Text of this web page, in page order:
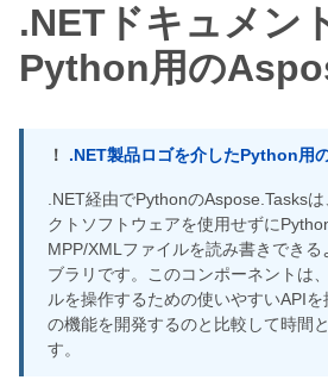
.NETドキュメン
Python用の
！ .NET製品ロゴを介したPython用
.NET経由でPythonのAspose.Tasks
クトソフトウェアを使用せずに
MPP/XMLファイルを読み書きできる
ブラリです。このコンポーネントは
ルを操作するための使いやすいAPI
の機能を開発するのと比較して時間
す。